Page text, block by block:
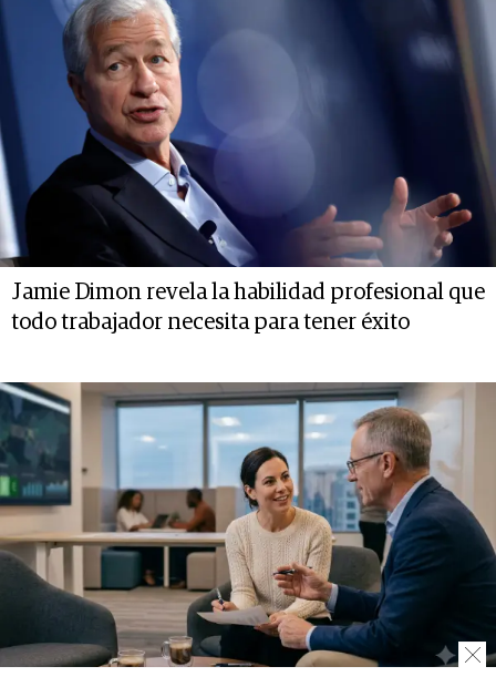
Jamie Dimon revela la habilidad profesional que
todo trabajador necesita para tener éxito